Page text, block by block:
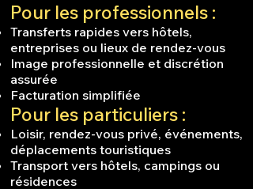
Pour les professionnels :
Transferts rapides vers hôtels,
entreprises ou lieux de rendez-vous
Image professionnelle et discrétion
assurée
Facturation simplifiée
Pour les particuliers :
Loisir, rendez-vous privé, événements,
déplacements touristiques
Transport vers hôtels, campings ou
résidences